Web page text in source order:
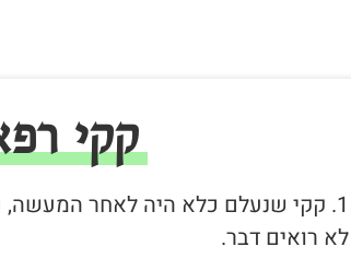
קקי
1. קקי שנעלם כלא היה לאחר
לא רואים דבר.